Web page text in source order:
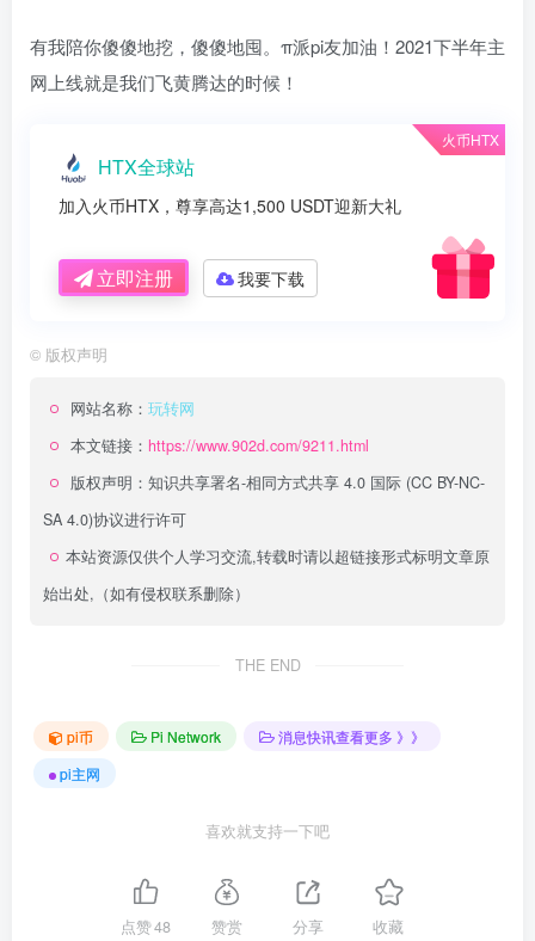
有我陪你傻傻地挖，傻傻地囤。π派pi友加油！2021下半年主
网上线就是我们飞黄腾达的时候！
火币HTX
HTX全球站
加入火币HTX，尊享高达1,500 USDT迎新大礼
立即注册 我要下载
© 版权声明
网站名称： 玩转网
本文链接： https://www.902d.com/9211.html
版权声明： 知识共享署名-相同方式共享 4.0 国际 (CC BY-NC-
SA 4.0)协议进行许可
本站资源仅供个人学习交流,转载时请以超链接形式标明文章原
始出处,（如有侵权联系删除）
THE END
pi币 Pi Network
消息快讯查看更多 》》
pi主网
喜欢就支持一下吧
点赞48 赞赏 分享 收藏